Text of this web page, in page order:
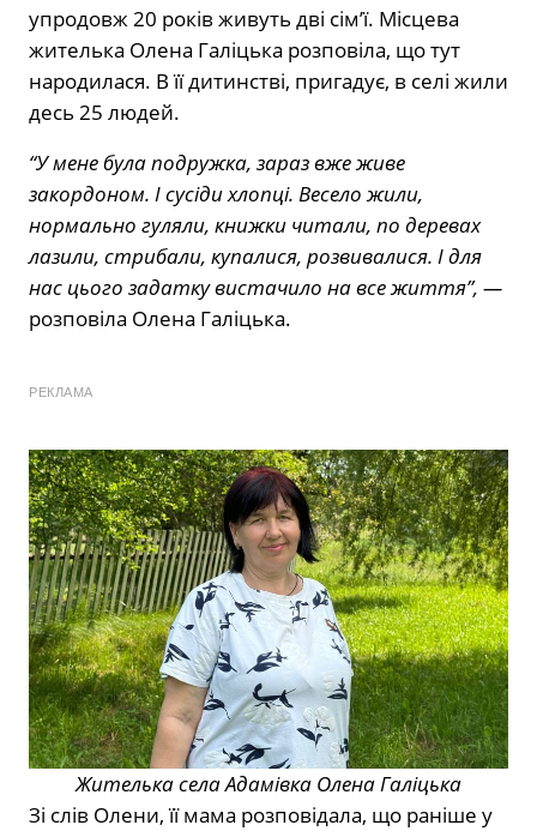
упродовж 20 років живуть дві сім’ї. Місцева
жителька Олена Галіцька розповіла, що тут
народилася. В її дитинстві, пригадує, в селі жили
десь 25 людей.
“У мене була подружка, зараз вже живе
закордоном. І сусіди хлопці. Весело жили,
нормально гуляли, книжки читали, по деревах
лазили, стрибали, купалися, розвивалися. І для
нас цього задатку вистачило на все життя”, —
розповіла Олена Галіцька.
РЕКЛАМА
Жителька села Адамівка Олена Галіцька
Зі слів Олени, її мама розповідала, що раніше у